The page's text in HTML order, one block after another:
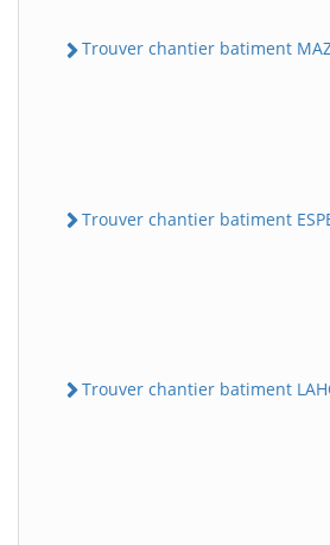
Trouver chantier batiment
Trouver chantier batiment
Trouver chantier batiment